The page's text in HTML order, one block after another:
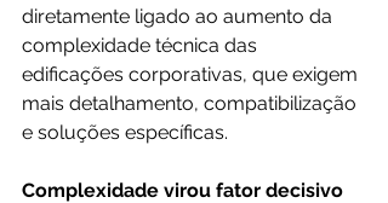
diretamente ligado ao aumento da
complexidade técnica das
edificações corporativas, que exigem
mais detalhamento, compatibilização
e soluções específicas.
Complexidade virou fator decisivo